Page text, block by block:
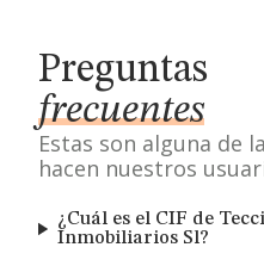
Preguntas
frecuentes
Estas son alguna de
hacen nuestros
¿Cuál es el CIF de
Inmobiliarios Sl?